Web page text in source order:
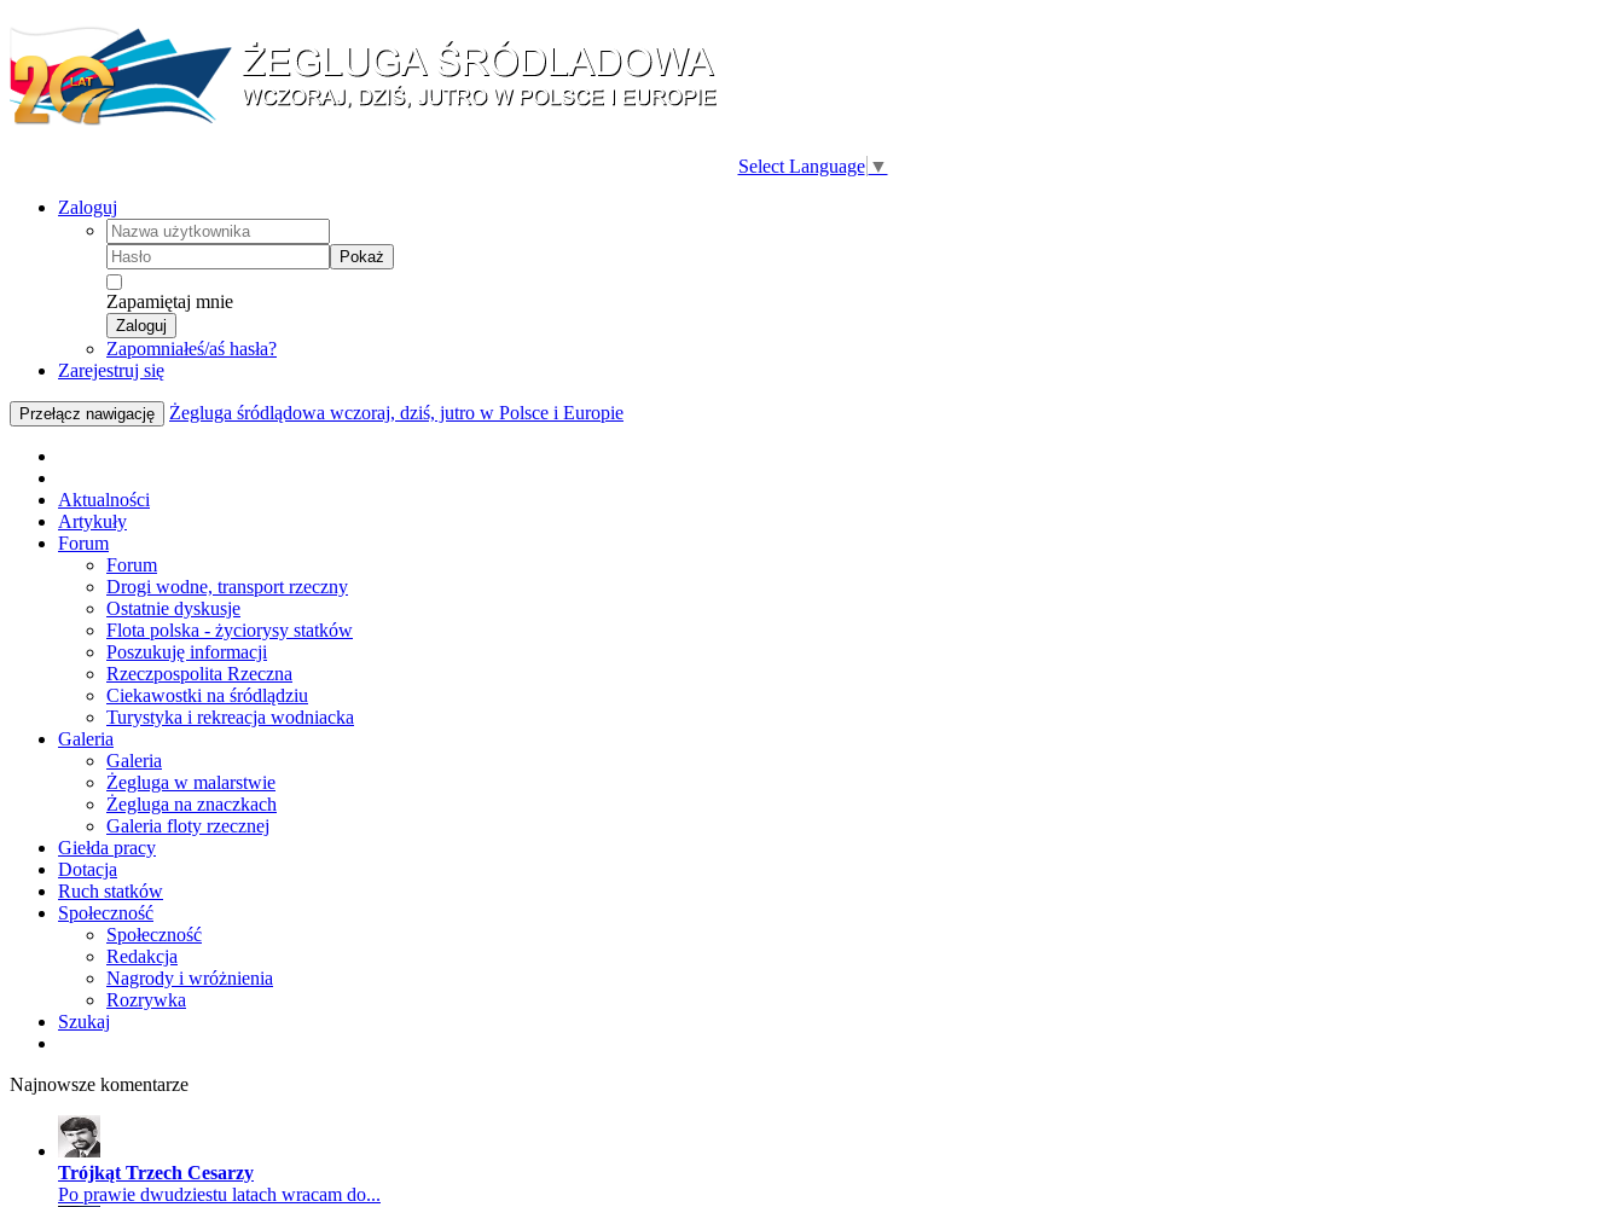
Select Language ▼
Zaloguj
Pokaż
Zapamiętaj mnie
Zaloguj
Zapomniałeś/aś hasła?
Zarejestruj się
Przełącz nawigację Żegluga śródlądowa wczoraj, dziś, jutro w Polsce i Europie
Aktualności
Artykuły
Forum
Forum
Drogi wodne, transport rzeczny
Ostatnie dyskusje
Flota polska - życiorysy statków
Poszukuję informacji
Rzeczpospolita Rzeczna
Ciekawostki na śródlądziu
Turystyka i rekreacja wodniacka
Galeria
Galeria
Żegluga w malarstwie
Żegluga na znaczkach
Galeria floty rzecznej
Giełda pracy
Dotacja
Ruch statków
Społeczność
Społeczność
Redakcja
Nagrody i wróżnienia
Rozrywka
Szukaj
Najnowsze komentarze
Trójkąt Trzech Cesarzy
Po prawie dwudziestu latach wracam do...